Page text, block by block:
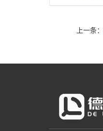
上一条：